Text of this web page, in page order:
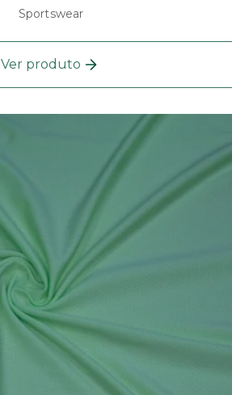
Sportswear
Ver produto